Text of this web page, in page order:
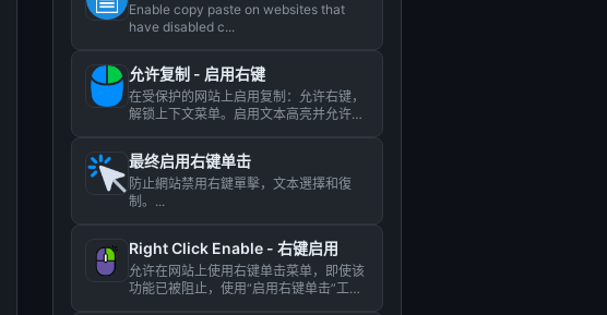
Enable copy paste on websites that
have disabled c...
允许复制 - 启用右键
在受保护的网站上启用复制：允许右键，
解锁上下文菜单。启用文本高亮并允许复
最终启用右键单击
防止網站禁用右鍵單擊，文本選擇和復
制。...
Right Click Enable - 右键启用
允许在网站上使用右键单击菜单，即使该
功能已被阻止，使用“启用右键单击”工具